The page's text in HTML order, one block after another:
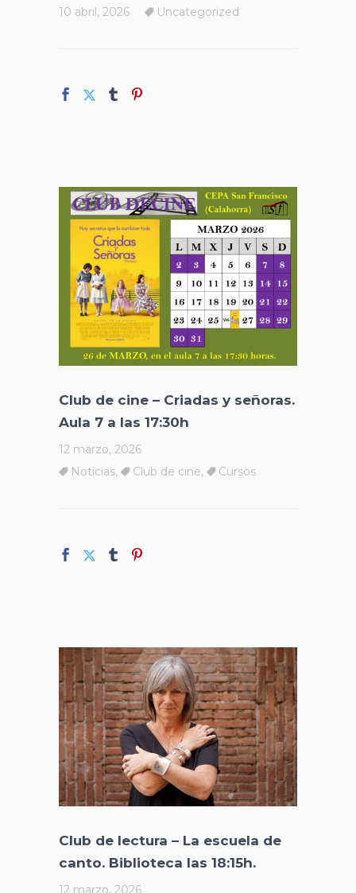
10 abril, 2026 Uncategorized
Club de cine – Criadas y señoras.
Aula 7 a las 17:30h
12 marzo, 2026
Noticias, Club de cine, Cursos
Club de lectura – La escuela de
canto. Biblioteca las 18:15h.
12 marzo, 2026